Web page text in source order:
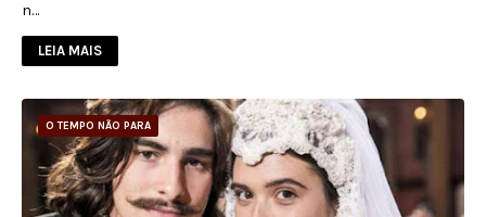
n…
LEIA MAIS
O TEMPO NÃO PARA